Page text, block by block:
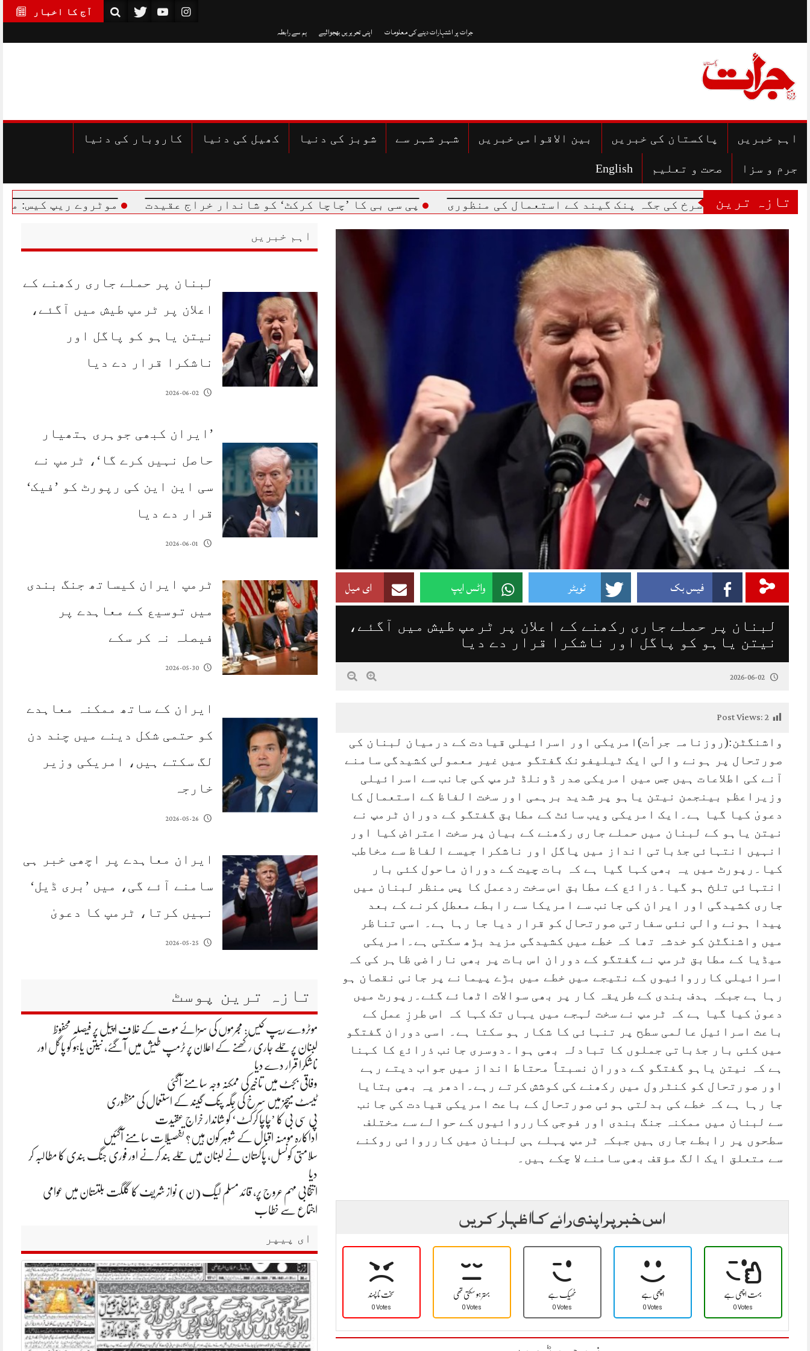
آج کا اخبار
جرات پر اشتہارات دینے کی معلومات اپنی تحریریں بھجوائیے ہم سے رابطہ
اہم خبریں پاکستان کی خبریں بین الاقوامی خبریں شہر شہر سے شوبز کی دنیا کھیل کی دنیا کاروبار کی دنیا
جرم و سزا صحت و تعلیم English
تازہ ترین
میچز میں سرخ کی جگہ پنک گیند کے استعمال کی منظوری پی سی بی کا ’چاچا کرکٹ‘ کو شاندار خراج عقیدت موٹروے ریپ کیس: مجرموں کی
فیس بک ٹویٹر واٹس ایپ ای میل
لبنان پر حملے جاری رکھنے کے اعلان پر ٹرمپ طیش میں آگئے،
نیتن یاہو کو پاگل اور ناشکرا قرار دے دیا
2026-06-02
Post Views:2
واشنگٹن:(روزنامہ جرأت)امریکی اور اسرائیلی قیادت کے درمیان لبنان کی
صورتحال پر ہونے والی ایک ٹیلیفونک گفتگو میں غیر معمولی کشیدگی سامنے
آنے کی اطلاعات ہیں جس میں امریکی صدر ڈونلڈ ٹرمپ کی جانب سے اسرائیلی
وزیراعظم بینجمن نیتن یاہو پر شدید برہمی اور سخت الفاظ کے استعمال کا
دعویٰ کیا گیا ہے۔ایک امریکی ویب سائٹ کے مطابق گفتگو کے دوران ٹرمپ نے
نیتن یاہو کے لبنان میں حملے جاری رکھنے کے بیان پر سخت اعتراض کیا اور
انہیں انتہائی جذباتی انداز میں پاگل اور ناشکرا جیسے الفاظ سے مخاطب
کیا۔رپورٹ میں یہ بھی کہا گیا ہے کہ بات چیت کے دوران ماحول کئی بار
انتہائی تلخ ہو گیا۔ذرائع کے مطابق اس سخت ردعمل کا پس منظر لبنان میں
جاری کشیدگی اور ایران کی جانب سے امریکا سے رابطے معطل کرنے کے بعد
پیدا ہونے والی نئی سفارتی صورتحال کو قرار دیا جا رہا ہے۔ اسی تناظر
میں واشنگٹن کو خدشہ تھا کہ خطے میں کشیدگی مزید بڑھ سکتی ہے۔امریکی
میڈیا کے مطابق ٹرمپ نے گفتگو کے دوران اس بات پر بھی ناراضی ظاہر کی کہ
اسرائیلی کارروائیوں کے نتیجے میں خطے میں بڑے پیمانے پر جانی نقصان ہو
رہا ہے جبکہ ہدف بندی کے طریقہ کار پر بھی سوالات اٹھائے گئے۔رپورٹ میں
دعویٰ کیا گیا ہے کہ ٹرمپ نے سخت لہجے میں یہاں تک کہا کہ اس طرزِ عمل کے
باعث اسرائیل عالمی سطح پر تنہائی کا شکار ہو سکتا ہے۔ اسی دوران گفتگو
میں کئی بار جذباتی جملوں کا تبادلہ بھی ہوا۔دوسری جانب ذرائع کا کہنا
ہے کہ نیتن یاہو گفتگو کے دوران نسبتاً محتاط انداز میں جواب دیتے رہے
اور صورتحال کو کنٹرول میں رکھنے کی کوشش کرتے رہے۔ادھر یہ بھی بتایا
جا رہا ہے کہ خطے کی بدلتی ہوئی صورتحال کے باعث امریکی قیادت کی جانب
سے لبنان میں ممکنہ جنگ بندی اور فوجی کارروائیوں کے حوالے سے مختلف
سطحوں پر رابطے جاری ہیں جبکہ ٹرمپ پہلے ہی لبنان میں کارروائی روکنے
سے متعلق ایک الگ مؤقف بھی سامنے لا چکے ہیں۔
اس خبر پر اپنی رائے کا اظہار کریں
سخت نا پسند
0 Votes
بہتر ہو سکتی تھی
0 Votes
ٹھیک ہے
0 Votes
اچھی ہے
0 Votes
بہت اچھی ہے
0 Votes
اہم خبریں
لبنان پر حملے جاری رکھنے کے
اعلان پر ٹرمپ طیش میں آگئے،
نیتن یاہو کو پاگل اور
ناشکرا قرار دے دیا
2026-06-02
’ایران کبھی جوہری ہتھیار
حاصل نہیں کرے گا‘، ٹرمپ نے
سی این این کی رپورٹ کو ’فیک‘
قرار دے دیا
2026-06-01
ٹرمپ ایران کیساتھ جنگ بندی
میں توسیع کے معاہدے پر
فیصلہ نہ کر سکے
2026-05-30
ایران کے ساتھ ممکنہ معاہدے
کو حتمی شکل دینے میں چند دن
لگ سکتے ہیں، امریکی وزیر
خارجہ
2026-05-26
ایران معاہدے پر اچھی خبر ہی
سامنے آئے گی، میں ’بری ڈیل‘
نہیں کرتا، ٹرمپ کا دعویٰ
2026-05-25
تازہ ترین پوسٹ
موٹروے ریپ کیس: مجرموں کی سزائے موت کے خلاف اپیل پر فیصلہ محفوظ
لبنان پر حملے جاری رکھنے کے اعلان پر ٹرمپ طیش میں آگئے، نیتن یاہو کو پاگل اور
ناشکرا قرار دے دیا
وفاقی بجٹ میں تاخیر کی ممکنہ وجہ سامنے آگئی
ٹیسٹ میچز میں سرخ کی جگہ پنک گیند کے استعمال کی منظوری
پی سی بی کا ’چاچا کرکٹ‘ کو شاندار خراج عقیدت
اداکارہ مومنہ اقبال کے شوہر کون ہیں؟ تفصیلات سامنے آگئیں
سلامتی کونسل، پاکستان نے لبنان میں حملے بند کرنے اور فوری جنگ بندی کا مطالبہ کر
دیا
انتخابی مہم عروج پر، قائد مسلم لیگ (ن) نواز شریف کا گلگت بلتستان میں عوامی
اجتماع سے خطاب
ای پیپر